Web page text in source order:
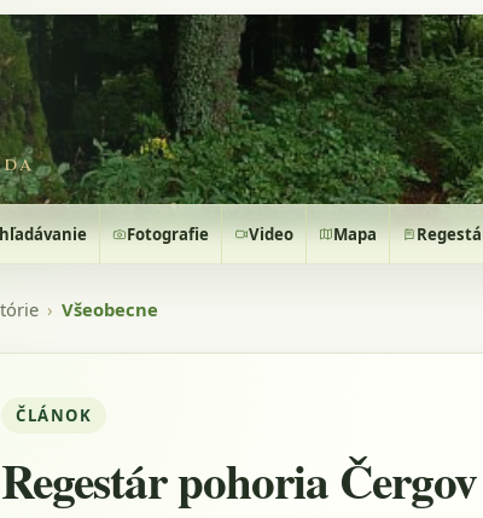
Fotografie Video Mapa
› Všeobecne
ČLÁNOK
Regestár pohoria Čergov